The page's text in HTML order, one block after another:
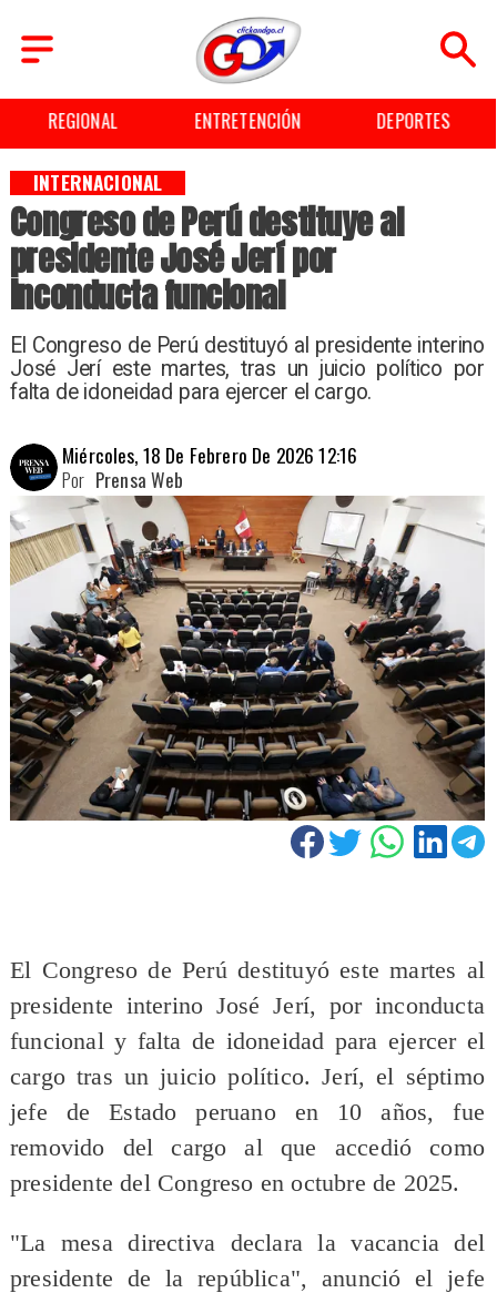
REGIONAL ENTRETENCIÓN DEPORTES
Congreso de Perú destituye al
presidente José Jerí por
inconducta funcional
El Congreso de Perú destituyó al presidente interino
José Jerí este martes, tras un juicio político por
falta de idoneidad para ejercer el cargo.
INTERNACIONAL
Miércoles, 18 De Febrero De 2026 12:16
Prensa Web
Por
El Congreso de Perú destituyó este martes al
presidente interino José Jerí, por inconducta
funcional y falta de idoneidad para ejercer el
cargo tras un juicio político. Jerí, el séptimo
jefe de Estado peruano en 10 años, fue
removido del cargo al que accedió como
presidente del Congreso en octubre de 2025.
"La mesa directiva declara la vacancia del
presidente de la república", anunció el jefe